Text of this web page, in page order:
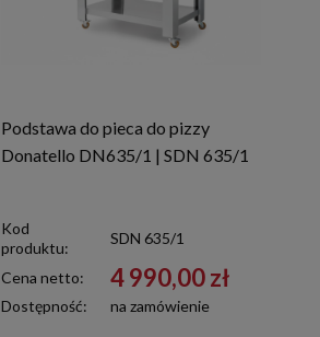
Podstawa do pieca do pizzy
Donatello DN635/1 | SDN 635/1
Kod
produktu:
SDN 635/1
Cena netto: 4 990,00 zł
Dostępność: na zamówienie